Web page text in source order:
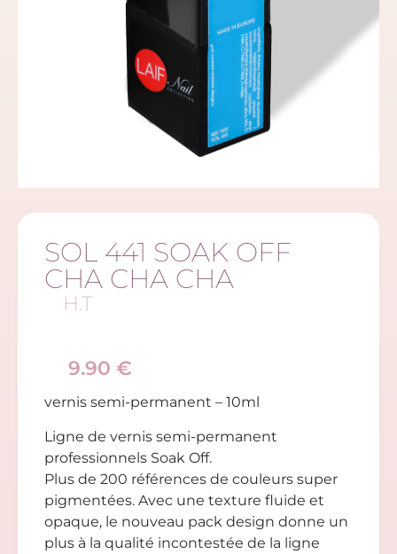
SOL 441 SOAK OFF
CHA CHA CHA
H.T
9.90 €
vernis semi-permanent – 10ml
Ligne de vernis semi-permanent
professionnels Soak Off.
Plus de 200 références de couleurs super
pigmentées. Avec une texture fluide et
opaque, le nouveau pack design donne un
plus à la qualité incontestée de la ligne